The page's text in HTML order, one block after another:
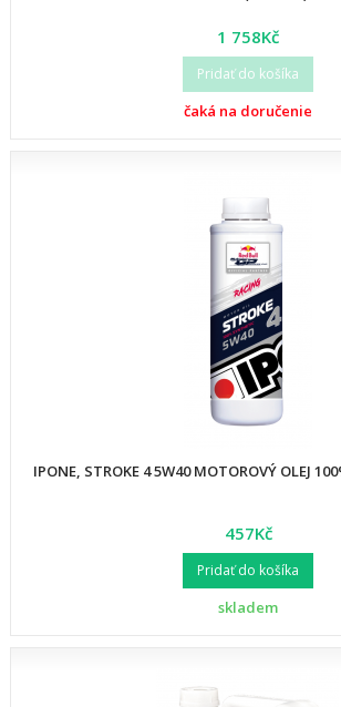
1 758Kč
Pridať do košíka
čaká na doručenie
IPONE, STROKE 4 5W40 MOTOROVÝ OLEJ
457Kč
Pridať do košíka
skladem